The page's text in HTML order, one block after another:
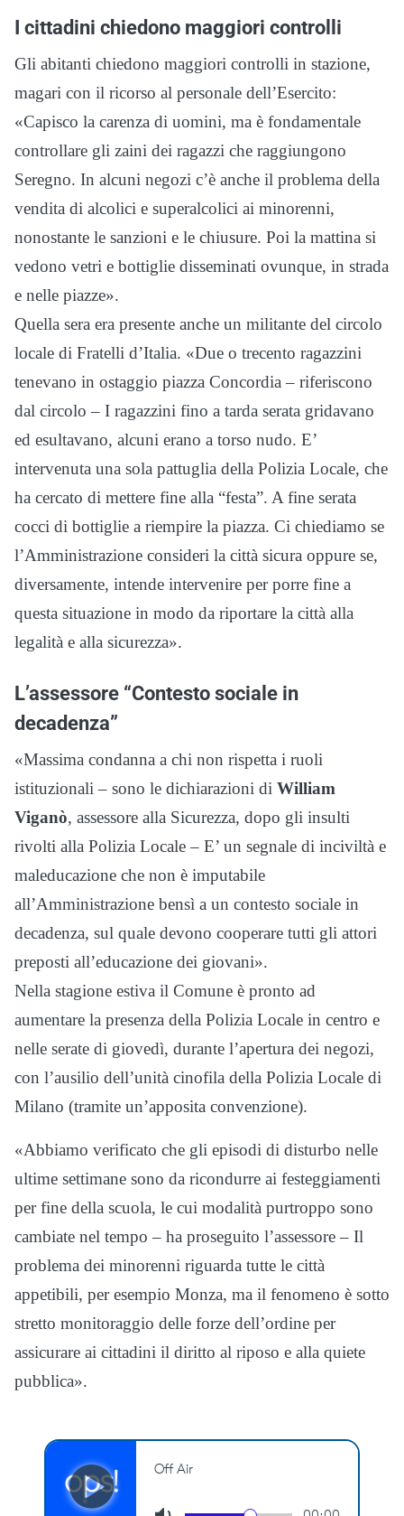
I cittadini chiedono maggiori controlli
Gli abitanti chiedono maggiori controlli in stazione,
magari con il ricorso al personale dell’Esercito:
«Capisco la carenza di uomini, ma è fondamentale
controllare gli zaini dei ragazzi che raggiungono
Seregno. In alcuni negozi c’è anche il problema della
vendita di alcolici e superalcolici ai minorenni,
nonostante le sanzioni e le chiusure. Poi la mattina si
vedono vetri e bottiglie disseminati ovunque, in strada
e nelle piazze».
Quella sera era presente anche un militante del circolo
locale di Fratelli d’Italia. «Due o trecento ragazzini
tenevano in ostaggio piazza Concordia – riferiscono
dal circolo – I ragazzini fino a tarda serata gridavano
ed esultavano, alcuni erano a torso nudo. E’
intervenuta una sola pattuglia della Polizia Locale, che
ha cercato di mettere fine alla “festa”. A fine serata
cocci di bottiglie a riempire la piazza. Ci chiediamo se
l’Amministrazione consideri la città sicura oppure se,
diversamente, intende intervenire per porre fine a
questa situazione in modo da riportare la città alla
legalità e alla sicurezza».
L’assessore “Contesto sociale in
decadenza”
«Massima condanna a chi non rispetta i ruoli
istituzionali – sono le dichiarazioni di William
Viganò, assessore alla Sicurezza, dopo gli insulti
rivolti alla Polizia Locale – E’ un segnale di inciviltà e
maleducazione che non è imputabile
all’Amministrazione bensì a un contesto sociale in
decadenza, sul quale devono cooperare tutti gli attori
preposti all’educazione dei giovani».
Nella stagione estiva il Comune è pronto ad
aumentare la presenza della Polizia Locale in centro e
nelle serate di giovedì, durante l’apertura dei negozi,
con l’ausilio dell’unità cinofila della Polizia Locale di
Milano (tramite un’apposita convenzione).
«Abbiamo verificato che gli episodi di disturbo nelle
ultime settimane sono da ricondurre ai festeggiamenti
per fine della scuola, le cui modalità purtroppo sono
cambiate nel tempo – ha proseguito l’assessore – Il
problema dei minorenni riguarda tutte le città
appetibili, per esempio Monza, ma il fenomeno è sotto
stretto monitoraggio delle forze dell’ordine per
assicurare ai cittadini il diritto al riposo e alla quiete
pubblica».